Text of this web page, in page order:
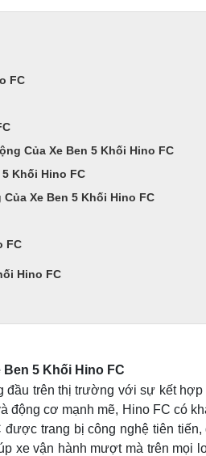
FC
Của Xe Ben 5 Khối Hino FC
Khối Hino FC
Xe Ben 5 Khối Hino FC
FC
Hino FC
Ben 5 Khối Hino FC
đầu trên thị trường với sự kết
động cơ mạnh mẽ, Hino FC có
trang bị công nghệ tiên
xe vận hành mượt mà trên mọi